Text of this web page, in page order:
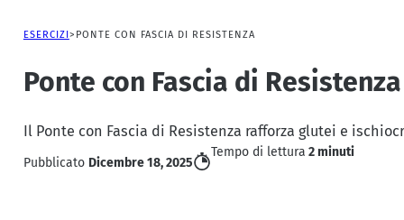
ESERCIZI PONTE CON FASCIA DI RESISTENZA
Ponte con Fascia di Resistenza
Il Ponte con Fascia di Resistenza rafforza glutei e
Pubblicato Dicembre 18, 2025
Tempo di lettura 2 minuti